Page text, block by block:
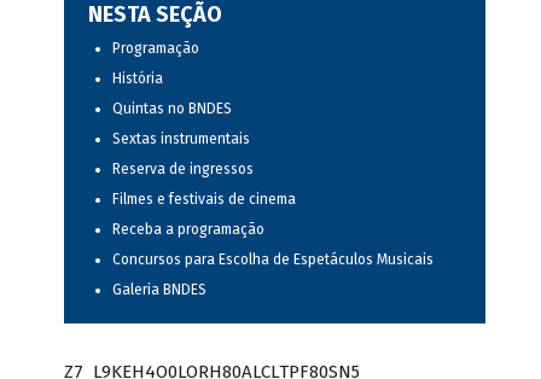
NESTA SEÇÃO
Programação
História
Quintas no BNDES
Sextas instrumentais
Reserva de ingressos
Filmes e festivais de cinema
Receba a programação
Concursos para Escolha de Espetáculos Musicais
Galeria BNDES
Z7_L9KEH4O0LORH80ALCLTPF80SN5